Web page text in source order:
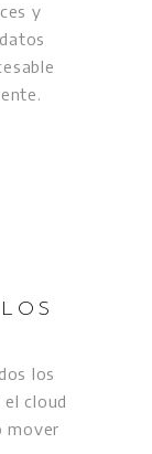
y
los
cloud
mover